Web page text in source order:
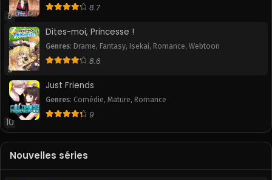
Chapitre 42
January 30, 2026
Chapitre 40
January 30, 2026
Chapitre 39
Chapitre 38
January 30, 2026
Chapitre 36
January 30, 2026 January 30, 2026
Chapitre 34
January 30, 2026 January 30, 2026
8
8.7
9
Dites-moi, Princesse !
Genres: Drame, Fantasy, Isekai, Romance, Webtoon
8.6
10
Just Friends
Genres: Comédie, Mature, Romance
9
Nouvelles séries